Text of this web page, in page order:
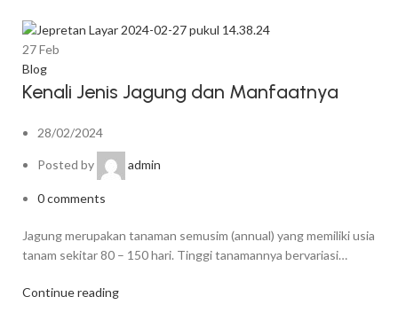
27Feb
Blog
Kenali Jenis Jagung dan Manfaatnya
28/02/2024
Posted by admin
0comments
Jagung merupakan tanaman semusim (annual) yang memiliki usia
tanam sekitar 80 – 150 hari. Tinggi tanamannya bervariasi…
Continue reading